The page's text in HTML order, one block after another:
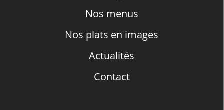
Nos menus
Nos plats en images
Actualités
Contact